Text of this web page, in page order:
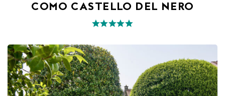
COMO CASTELLO DEL NERO